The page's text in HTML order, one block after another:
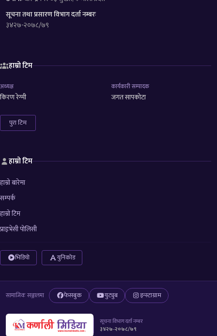
सूचना तथा प्रसारण विभाग दर्ता नम्बरः
३४२७-२०७८/७९
हाम्रो टिम
अध्यक्ष
किरण रेग्मी
कार्यकारी सम्पादक
जगत सापकोटा
पुरा टिम
हाम्रो टिम
हाम्रो बारेमा
सम्पर्क
हाम्रो टिम
प्राइभेसी पोलिसी
भिडियो युनिकोड
सामाजिक सञ्जालमा फेसबुक युट्युब इन्स्टाग्राम
सूचना विभाग दर्ता नम्बर
३४२७-२०७८/७९